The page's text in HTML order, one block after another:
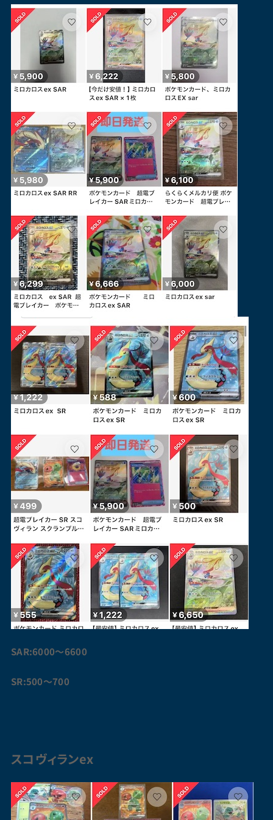
SAR:6000〜6600
SR:500〜700
スコ ヴィランex